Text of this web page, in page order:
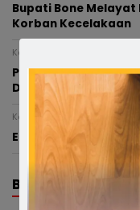
Bupati Bone Melayat
Korban Kecelakaan
Kamis, 6 Agustus 2026 -
Pasca Terlibat
Diperiksa Propam
Kamis, 6 Agustus 2026 -
Enam Ketua TP PKK
BERITA TERBARU